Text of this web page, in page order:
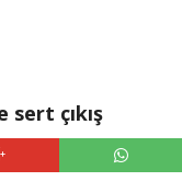
sert çıkış